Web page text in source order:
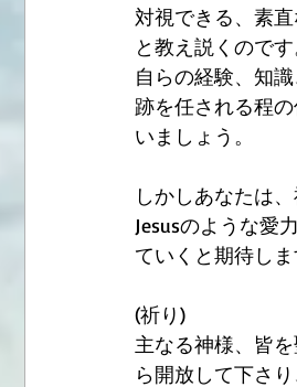
対視できる、素
と教え説くのです
自らの経験、知
跡を任される程
いましょう。
しかしあなたは
Jesusのような愛
ていくと期待しま
(祈り)
主なる神様、皆
ら開放して下さ